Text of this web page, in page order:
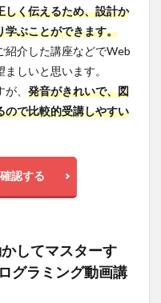
しく伝えるため、設計か
学ぶことができます。
紹介した講座などでWeb
しいと思います。
、 発音がきれいで、図
ので比較的受講しやすい
認する
してマスターす
グラミング動画講